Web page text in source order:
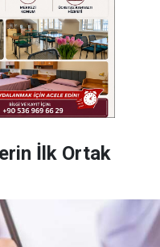
İlk Ortak